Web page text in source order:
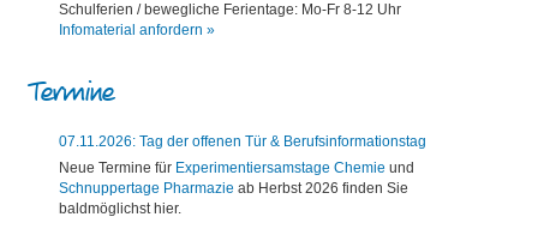
Schulferien / bewegliche Ferientage: Mo-Fr 8-12 Uhr
Infomaterial anfordern »
Termine
07.11.2026: Tag der offenen Tür & Berufsinformationstag
Neue Termine für Experimentiersamstage Chemie und
Schnuppertage Pharmazie ab Herbst 2026 finden Sie
baldmöglichst hier.